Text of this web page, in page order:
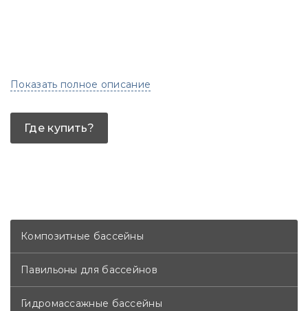
Композитные бассейны
Павильоны для бассейнов
Гидромассажные бассейны
Показать полное описание
Где купить?